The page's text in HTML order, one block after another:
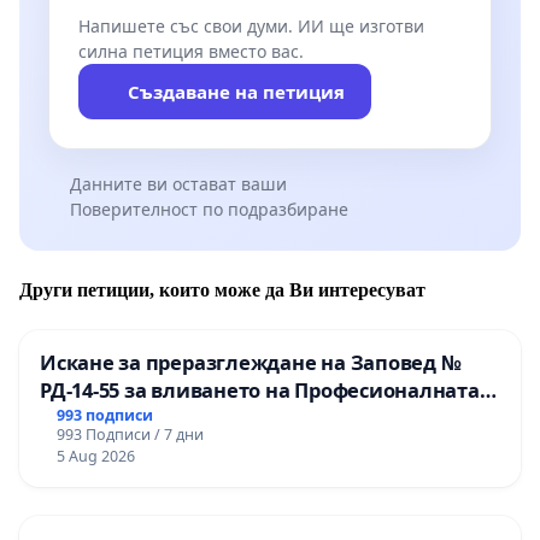
Напишете със свои думи. ИИ ще изготви
силна петиция вместо вас.
Създаване на петиция
Данните ви остават ваши
Поверителност по подразбиране
Други петиции, които може да Ви интересуват
Искане за преразглеждане на Заповед №
РД-14-55 за вливането на Професионалната
гимназия по промишлени технологии в
Професионалната гимназия по икономика и
мениджмънт – гр. Пазарджик
993 подписи
993 Подписи / 7 дни
5 Aug 2026